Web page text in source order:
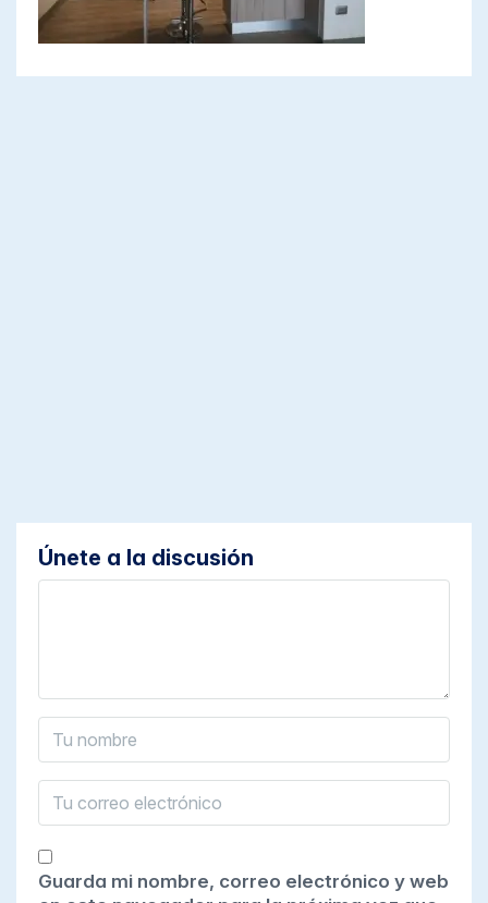
Únete a la discusión
Guarda mi nombre, correo electrónico y web